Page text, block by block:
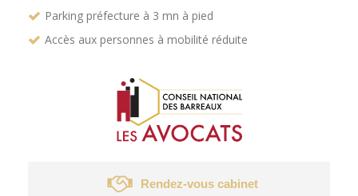
Parking préfecture à 3 mn à pied
Accès aux personnes à mobilité réduite
Rendez-vous cabinet